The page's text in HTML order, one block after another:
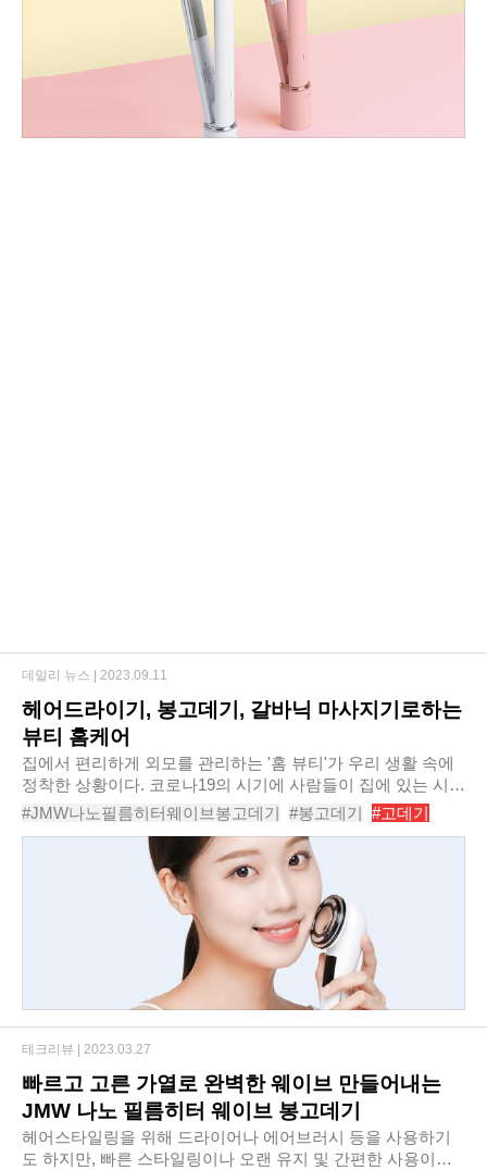
헤어드라이기, 봉고데기, 갈바닉 마사지기로하는
뷰티 홈케어
집에서 편리하게 외모를 관리하는 '홈 뷰티'가 우리 생활 속에
정착한 상황이다. 코로나19의 시기에 사람들이 집에 있는 시간
이 길어진 영향이 크지만, 그와 함께 뷰티 디바이스의 비약적
인 발전이 한몫을 한 것으로 평가된다..
#JMW나노필름히터웨이브봉고데기 #봉고데기 #고데기
#고데기추천 #샤오미로이드미미로초고속헤어드라이기
#샤오미로이드미미로프리미엄초고속음이온헤어드라이기
#가성비헤어드라이기 #샤오미헤어드라이기
#음이온헤어드라이기 #갈바닉
#갈바닉마사지기
#아이리냉온갈바닉뷰티인어스ILIBI22
데일리 뉴스 | 2023.09.11
빠르고 고른 가열로 완벽한 웨이브 만들어내는
JMW 나노 필름히터 웨이브 봉고데기
헤어스타일링을 위해 드라이어나 에어브러시 등을 사용하기
도 하지만, 빠른 스타일링이나 오랜 유지 및 간편한 사용이라
테크리뷰 | 2023.03.27